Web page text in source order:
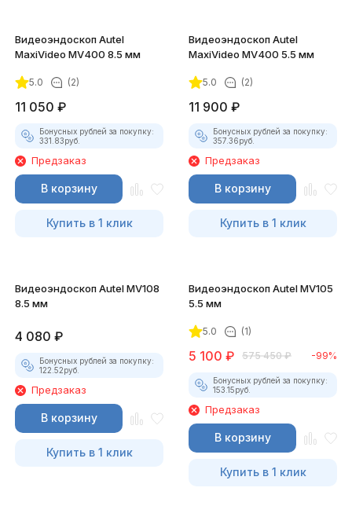
Видеоэндоскоп Autel
MaxiVideo MV400 8.5 мм
5.0 (2)
11 050 ₽
Бонусных рублей за покупку:
331.83руб.
Предзаказ
В корзину
Купить в 1 клик
Видеоэндоскоп Autel
MaxiVideo MV400 5.5 мм
5.0 (2)
11 900 ₽
Бонусных рублей за покупку:
357.36руб.
Предзаказ
В корзину
Купить в 1 клик
Видеоэндоскоп Autel MV108
8.5 мм
4 080 ₽
Бонусных рублей за покупку:
122.52руб.
Предзаказ
В корзину
Купить в 1 клик
Видеоэндоскоп Autel MV105
5.5 мм
5.0 (1)
5 100 ₽ 575 450 ₽ -99%
Бонусных рублей за покупку:
153.15руб.
Предзаказ
В корзину
Купить в 1 клик